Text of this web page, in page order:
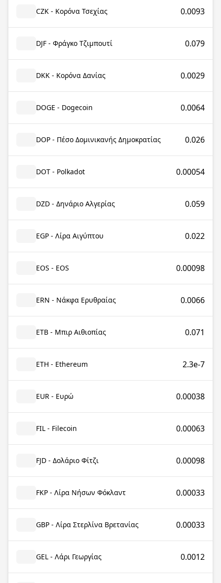
CZK - Κορόνα Τσεχίας 0.0093
DJF - Φράγκο Τζιμπουτί 0.079
DKK - Κορόνα Δανίας 0.0029
DOGE - Dogecoin 0.0064
DOP - Πέσο Δομινικανής Δημοκρατίας 0.026
DOT - Polkadot 0.00054
DZD - Δηνάριο Αλγερίας 0.059
EGP - Λίρα Αιγύπτου 0.022
EOS - EOS 0.00098
ERN - Νάκφα Ερυθραίας 0.0066
ETB - Μπιρ Αιθιοπίας 0.071
ETH - Ethereum 2.3e-7
EUR - Ευρώ 0.00038
FIL - Filecoin 0.00063
FJD - Δολάριο Φίτζι 0.00098
FKP - Λίρα Νήσων Φόκλαντ 0.00033
GBP - Λίρα Στερλίνα Βρετανίας 0.00033
GEL - Λάρι Γεωργίας 0.0012